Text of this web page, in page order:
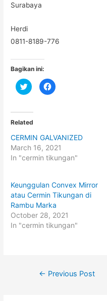
Surabaya
Herdi
0811-8189-776
Bagikan ini:
C
l
t
o
s
h
a
r
e
o
i
t
t
e
r
(
O
p
e
C
l
h
a
r
e
o
c
e
b
o
o
k
(
O
p
e
w
Related
CERMIN GALVANIZED
March 16, 2021
In "cermin tikungan"
Keunggulan Convex Mirror
atau Cermin Tikungan di
Rambu Marka
October 28, 2021
In "cermin tikungan"
Post
← Previous Post